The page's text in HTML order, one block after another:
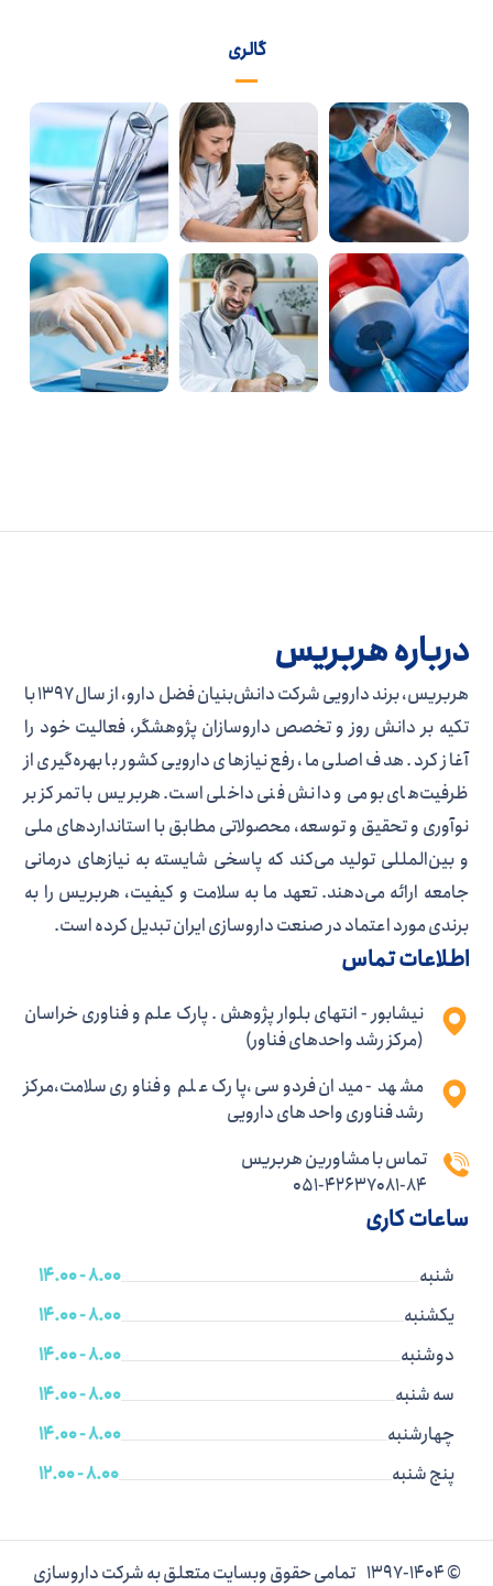
گالری
درباره هربریس
هربریس، برند دارویی شرکت دانش‌بنیان فضل دارو، از سال ۱۳۹۷ با
تکیه بر دانش روز و تخصص داروسازان پژوهشگر، فعالیت خود را
آغاز کرد. هدف اصلی ما، رفع نیازهای دارویی کشور با بهره‌گیری از
ظرفیت‌های بومی و دانش فنی داخلی است. هربریس با تمرکز بر
نوآوری و تحقیق و توسعه، محصولاتی مطابق با استانداردهای ملی
و بین‌المللی تولید می‌کند که پاسخی شایسته به نیازهای درمانی
جامعه ارائه می‌دهند. تعهد ما به سلامت و کیفیت، هربریس را به
برندی مورد اعتماد در صنعت داروسازی ایران تبدیل کرده است.
اطلاعات تماس
نیشابور - انتهای بلوار پژوهش . پارک علم و فناوری خراسان
(مرکز رشد واحدهای فناور)
مشهد - میدان فردوسی ،پارک علم و فناوری سلامت،مرکز
رشد فناوری واحد های دارویی
تماس با مشاورین هربریس
051-42637081-84
ساعات کاری
شنبه
8.00 - 14.00
یکشنبه
8.00 - 14.00
دوشنبه
8.00 - 14.00
سه شنبه
8.00 - 14.00
چهارشنبه
8.00 - 14.00
پنج شنبه
8.00 - 12.00
© 1397-1404 تمامی حقوق وبسایت متعلق به شرکت داروسازی